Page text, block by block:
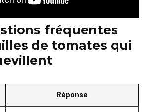
fréquentes
de tomates qui
Réponse